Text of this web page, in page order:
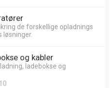
de forskellige opladnings
løsninger.
og kabler
ladebokse og